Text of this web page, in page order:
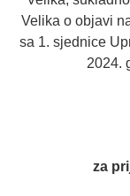
Velika o objavi
sa 1. sjednice
2024.
za